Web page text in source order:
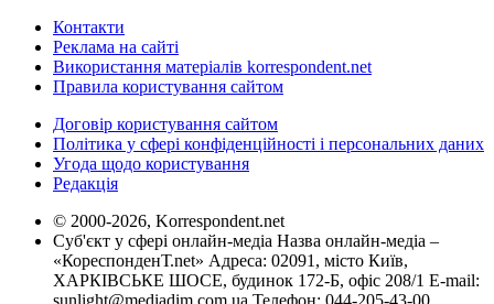
Контакти
Реклама на сайті
Використання матеріалів korrespondent.net
Правила користування сайтом
Договір користування сайтом
Політика у сфері конфіденційності і персональних даних
Угода щодо користування
Редакція
© 2000-2026, Korrespondent.net
Суб'єкт у сфері онлайн-медіа Назва онлайн-медіа –
«КореспонденТ.net» Адреса: 02091, місто Київ,
ХАРКІВСЬКЕ ШОСЕ, будинок 172-Б, офіс 208/1 E-mail:
sunlight@mediadim.com.ua Телефон: 044-205-43-00